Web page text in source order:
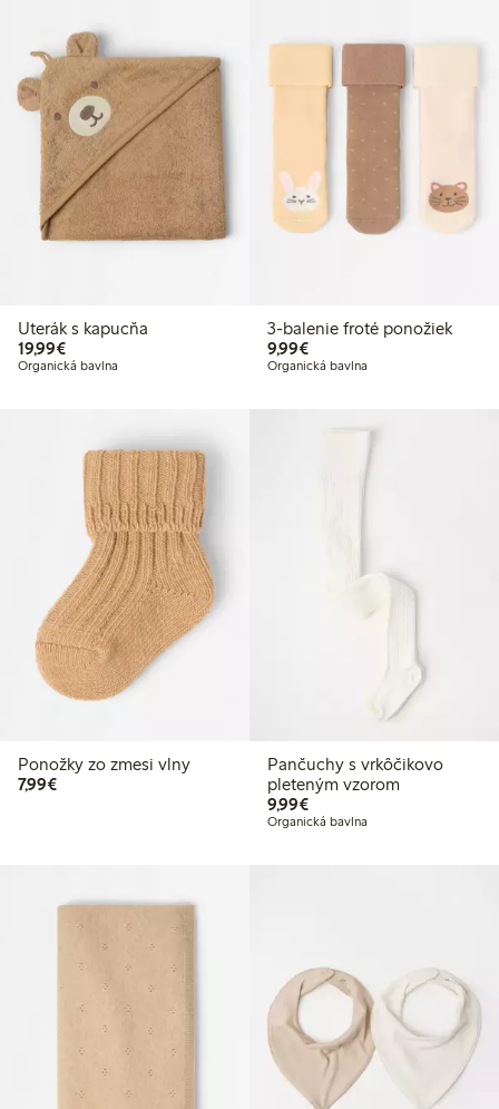
Uterák s kapucňa
19,99€19,99 €
Organická bavlna
3-balenie froté ponožiek
9,99€9,99 €
Organická bavlna
Ponožky zo zmesi vlny
7,99€7,99 €
Pančuchy s vrkôčikovo
pleteným vzorom
9,99€9,99 €
Organická bavlna